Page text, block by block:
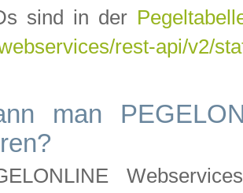
sind in der
rest-api/v2/
man